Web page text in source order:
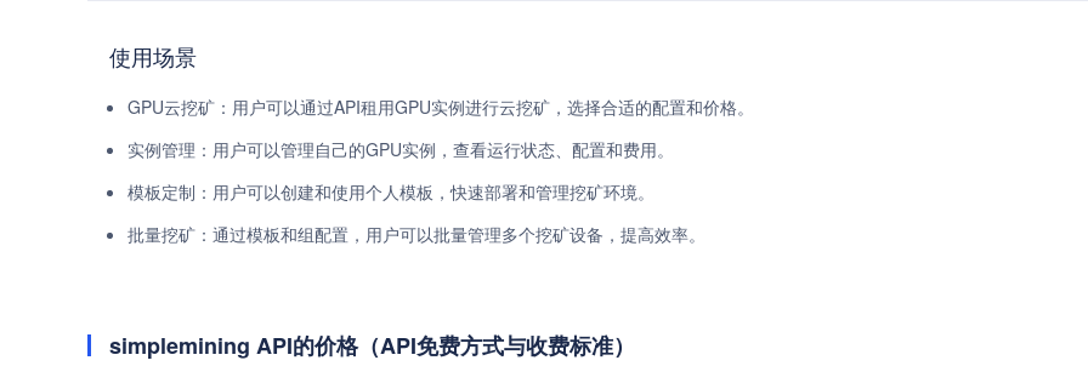
使用场景
GPU云挖矿：用户可以通过API租用GPU实例进行云挖矿，选择合适的配置和价格。
实例管理：用户可以管理自己的GPU实例，查看运行状态、配置和费用。
模板定制：用户可以创建和使用个人模板，快速部署和管理挖矿环境。
批量挖矿：通过模板和组配置，用户可以批量管理多个挖矿设备，提高效率。
simplemining API的价格（API免费方式与收费标准）